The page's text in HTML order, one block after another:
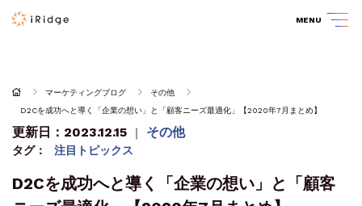
MENU
マーケティングブログ
その他
D2Cを成功へと導く「企業の想い」と「顧客ニーズ最適化」【2020年7月まとめ】
更新日：2023.12.15 ｜ その他
タグ： 注目トピックス
D2Cを成功へと導く「企業の想い」と「顧客